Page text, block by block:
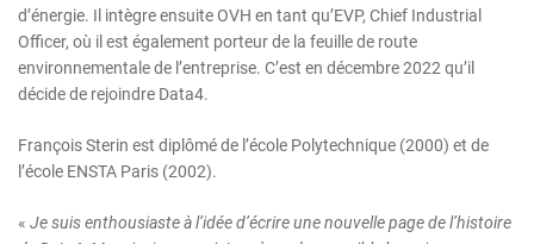
d’énergie. Il intègre ensuite OVH en tant qu’EVP, Chief Industrial
Officer, où il est également porteur de la feuille de route
environnementale de l’entreprise. C’est en décembre 2022 qu’il
décide de rejoindre Data4.
François Sterin est diplômé de l’école Polytechnique (2000) et de
l’école ENSTA Paris (2002).
« Je suis enthousiaste à l’idée d’écrire une nouvelle page de l’histoire